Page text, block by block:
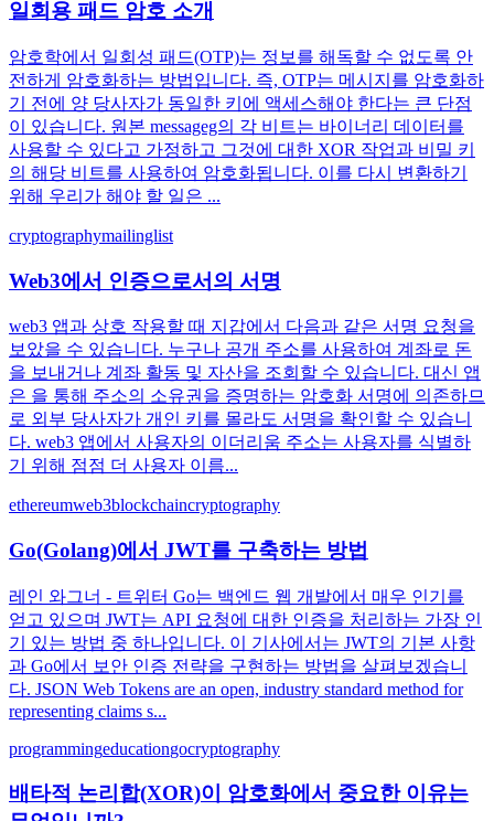
일회용 패드 암호 소개
암호학에서 일회성 패드(OTP)는 정보를 해독할 수 없도록 안
전하게 암호화하는 방법입니다. 즉, OTP는 메시지를 암호화하
기 전에 양 당사자가 동일한 키에 액세스해야 한다는 큰 단점
이 있습니다. 원본 messageg의 각 비트는 바이너리 데이터를
사용할 수 있다고 가정하고 그것에 대한 XOR 작업과 비밀 키
의 해당 비트를 사용하여 암호화됩니다. 이를 다시 변환하기
위해 우리가 해야 할 일은 ...
cryptographymailinglist
Web3에서 인증으로서의 서명
web3 앱과 상호 작용할 때 지갑에서 다음과 같은 서명 요청을
보았을 수 있습니다. 누구나 공개 주소를 사용하여 계좌로 돈
을 보내거나 계좌 활동 및 자산을 조회할 수 있습니다. 대신 앱
은 을 통해 주소의 소유권을 증명하는 암호화 서명에 의존하므
로 외부 당사자가 개인 키를 몰라도 서명을 확인할 수 있습니
다. web3 앱에서 사용자의 이더리움 주소는 사용자를 식별하
기 위해 점점 더 사용자 이름...
ethereumweb3blockchaincryptography
Go(Golang)에서 JWT를 구축하는 방법
레인 와그너 - 트위터 Go는 백엔드 웹 개발에서 매우 인기를
얻고 있으며 JWT는 API 요청에 대한 인증을 처리하는 가장 인
기 있는 방법 중 하나입니다. 이 기사에서는 JWT의 기본 사항
과 Go에서 보안 인증 전략을 구현하는 방법을 살펴보겠습니
다. JSON Web Tokens are an open, industry standard method for
representing claims s...
programmingeducationgocryptography
배타적 논리합(XOR)이 암호화에서 중요한 이유는